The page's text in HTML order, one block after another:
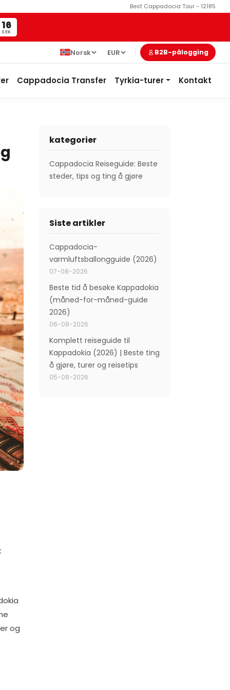
Best Cappadocia Tour - 12185
14
SEK
Norsk EUR B2B-pålogging
Cappadocia Transfer Tyrkia-turer Kontakt
og
kategorier
Cappadocia Reiseguide: Beste
steder, tips og ting å gjøre
Siste artikler
Cappadocia-
varmluftsballongguide (2026)
07-08-2026
Beste tid å besøke Kappadokia
(måned-for-måned-guide
2026)
06-08-2026
Komplett reiseguide til
Kappadokia (2026) | Beste ting
å gjøre, turer og reisetips
05-08-2026